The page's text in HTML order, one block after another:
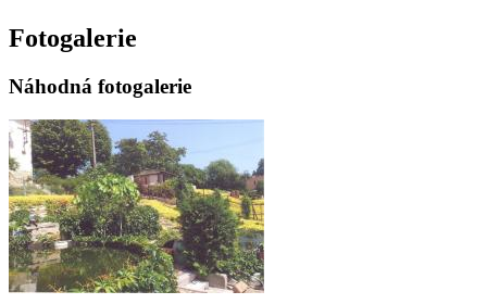
Fotogalerie
Náhodná fotogalerie